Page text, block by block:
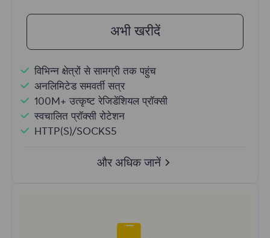
अभी खरीदें
विभिन्न क्षेत्रों से सामग्री तक पहुंच
अनलिमिटेड समवर्ती सत्र
100M+ उत्कृष्ट रेजिडेंशियल प्रॉक्सी
स्वचालित प्रॉक्सी रोटेशन
HTTP(S)/SOCKS5
और अधिक जानें